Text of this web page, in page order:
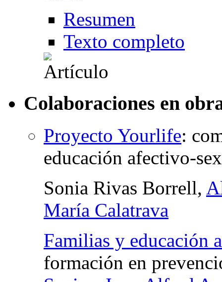
Resumen
Texto completo
Colaboraciones en
Proyecto Yourlife:
educación afectivo-
Sonia Rivas Borrell,
María Calatrava
Familias y educación
formación en